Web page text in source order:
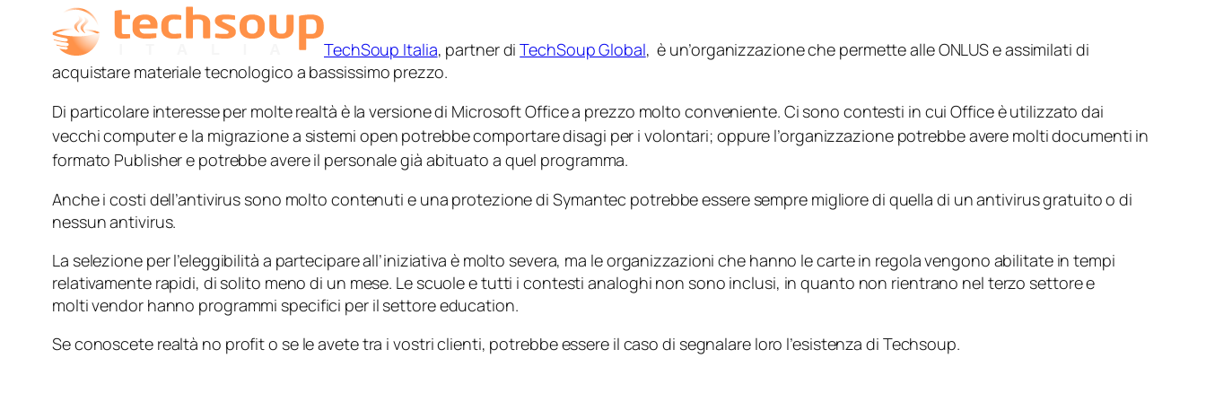
TechSoup Italia, partner diTechSoup Global, è un’organizzazione che permette alle ONLUS e assimilati di
acquistare materiale tecnologico a bassissimo prezzo.
Di particolare interesse per molte realtà è la versione di Microsoft Office a prezzo molto conveniente. Ci sono contesti in cui Office è utilizzato dai
vecchi computer e la migrazione a sistemi open potrebbe comportare disagi per i volontari; oppure l’organizzazione potrebbe avere molti documenti in
formato Publisher e potrebbe avere il personale già abituato a quel programma.
Anche i costi dell’antivirus sono molto contenuti e una protezione di Symantec potrebbe essere sempre migliore di quella di un antivirus gratuito o di
nessun antivirus.
La selezione per l’eleggibilità a partecipare all’iniziativa è molto severa, ma le organizzazioni che hanno le carte in regola vengono abilitate in tempi
relativamente rapidi, di solito meno di un mese. Le scuole e tutti i contesti analoghi non sono inclusi, in quanto non rientrano nel terzo settore e
moltivendorhanno programmi specifici per il settoreeducation.
Se conoscete realtà no profito se le avete tra i vostri clienti, potrebbe essere il caso di segnalare loro l’esistenza di Techsoup.